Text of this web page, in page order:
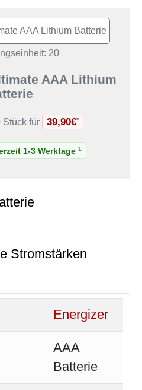
20
AAA Lithium
Stück für 39,90€*
1-3 Werktage 1
Stromstärken
Energizer
AAA
Batterie